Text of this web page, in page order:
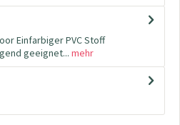
Einfarbiger PVC Stoff
geeignet... mehr